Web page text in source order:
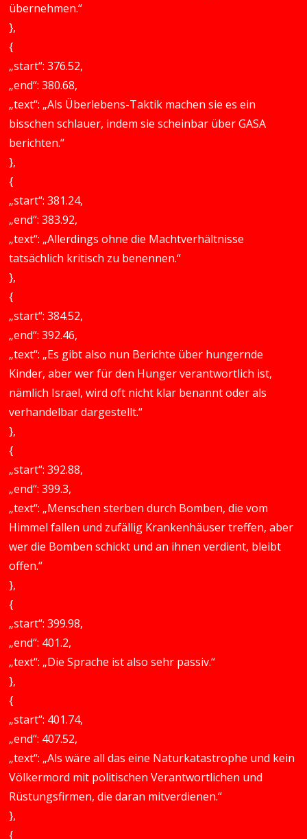
übernehmen.“
},
{
„start“: 376.52,
„end“: 380.68,
„text“: „Als Überlebens-Taktik machen sie es ein
bisschen schlauer, indem sie scheinbar über GASA
berichten.“
},
{
„start“: 381.24,
„end“: 383.92,
„text“: „Allerdings ohne die Machtverhältnisse
tatsächlich kritisch zu benennen.“
},
{
„start“: 384.52,
„end“: 392.46,
„text“: „Es gibt also nun Berichte über hungernde
Kinder, aber wer für den Hunger verantwortlich ist,
nämlich Israel, wird oft nicht klar benannt oder als
verhandelbar dargestellt.“
},
{
„start“: 392.88,
„end“: 399.3,
„text“: „Menschen sterben durch Bomben, die vom
Himmel fallen und zufällig Krankenhäuser treffen, aber
wer die Bomben schickt und an ihnen verdient, bleibt
offen.“
},
{
„start“: 399.98,
„end“: 401.2,
„text“: „Die Sprache ist also sehr passiv.“
},
{
„start“: 401.74,
„end“: 407.52,
„text“: „Als wäre all das eine Naturkatastrophe und kein
Völkermord mit politischen Verantwortlichen und
Rüstungsfirmen, die daran mitverdienen.“
},
{